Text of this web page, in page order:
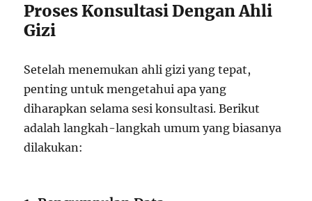
Proses Konsultasi Dengan Ahli
Gizi
Setelah menemukan ahli gizi yang tepat,
penting untuk mengetahui apa yang
diharapkan selama sesi konsultasi. Berikut
adalah langkah-langkah umum yang biasanya
dilakukan: